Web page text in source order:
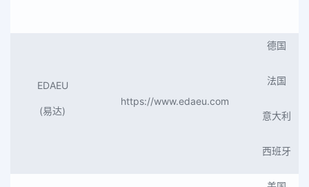
EDAEU
(易达)
https://www.edaeu.com
德国
法国
意大利
西班牙